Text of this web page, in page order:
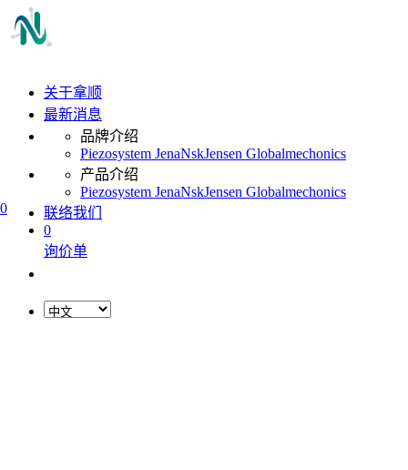
0
关于拿顺
最新消息
品牌介绍
Piezosystem JenaNskJensen Globalmechonics
产品介绍
Piezosystem JenaNskJensen Globalmechonics
联络我们
0
询价单